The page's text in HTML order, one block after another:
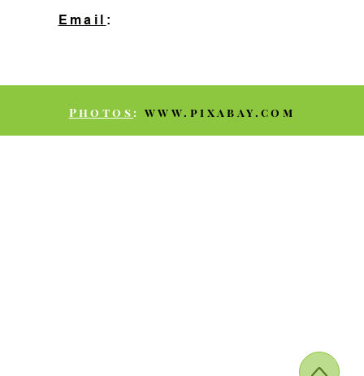
Email :
Photos :www.pixabay.com